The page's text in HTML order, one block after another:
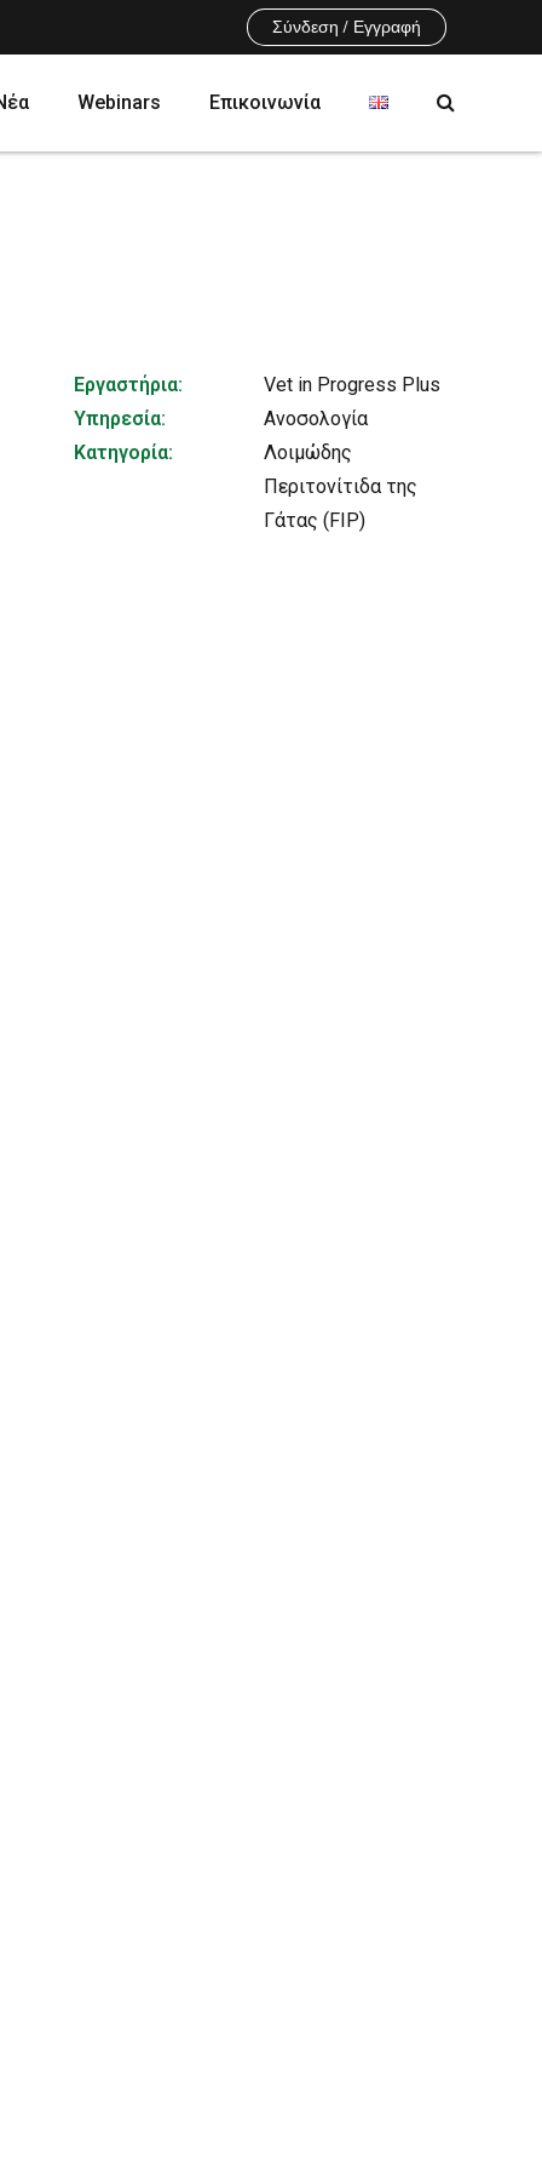
Σύνδεση / Εγγραφή
Μηρυκαστικά
Webinars Επικοινωνία
Εργαστήρια:
Vet in Progress Plus
Υπηρεσία:
Ανοσολογία
Κατηγορία:
Λοιμώδης
Περιτονίτιδα της
Γάτας (FIP)